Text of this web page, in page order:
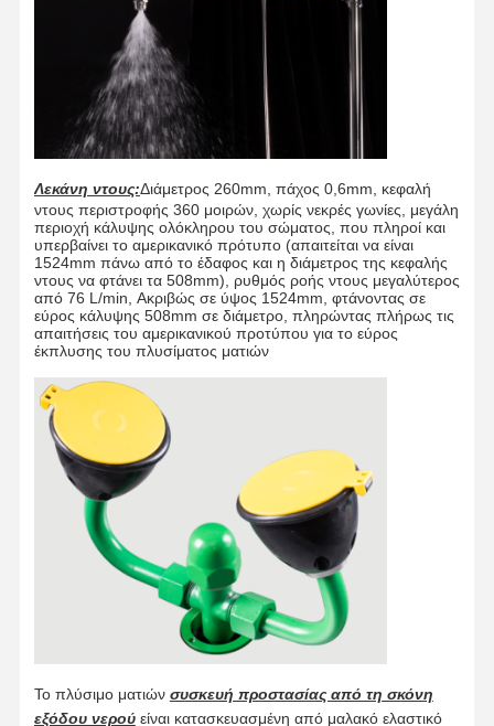
Λεκάνη ντους:Διάμετρος 260mm, πάχος 0,6mm, κεφαλή
ντους περιστροφής 360 μοιρών, χωρίς νεκρές γωνίες, μεγάλη
περιοχή κάλυψης ολόκληρου του σώματος, που πληροί και
υπερβαίνει το αμερικανικό πρότυπο (απαιτείται να είναι
1524mm πάνω από το έδαφος και η διάμετρος της κεφαλής
ντους να φτάνει τα 508mm), ρυθμός ροής ντους μεγαλύτερος
από 76 L/min, Ακριβώς σε ύψος 1524mm, φτάνοντας σε
εύρος κάλυψης 508mm σε διάμετρο, πληρώντας πλήρως τις
απαιτήσεις του αμερικανικού προτύπου για το εύρος
έκπλυσης του πλυσίματος ματιών
Το πλύσιμο ματιών συσκευή προστασίας από τη σκόνη
εξόδου νερούείναι κατασκευασμένη από μαλακό ελαστικό